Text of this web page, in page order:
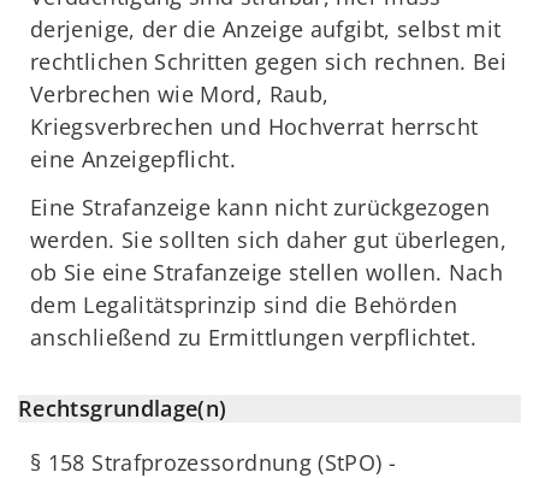
derjenige, der die Anzeige aufgibt, selbst mit
rechtlichen Schritten gegen sich rechnen. Bei
Verbrechen wie Mord, Raub,
Kriegsverbrechen und Hochverrat herrscht
eine Anzeigepflicht.
Eine Strafanzeige kann nicht zurückgezogen
werden. Sie sollten sich daher gut überlegen,
ob Sie eine Strafanzeige stellen wollen. Nach
dem Legalitätsprinzip sind die Behörden
anschließend zu Ermittlungen verpflichtet.
Rechtsgrundlage(n)
§ 158 Strafprozessordnung (StPO) -